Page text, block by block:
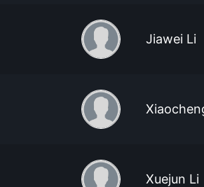
Jiawei Li
Xuejun Li